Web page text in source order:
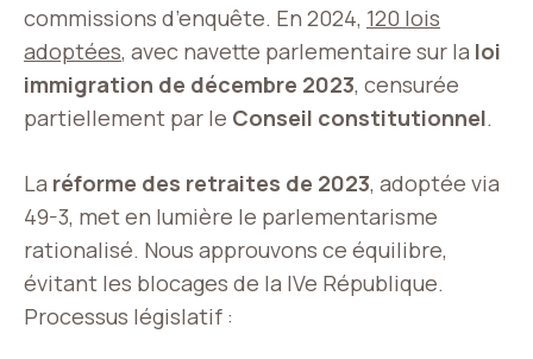
commissions d’enquête. En 2024, 120 lois
adoptées, avec navette parlementaire sur la loi
immigration de décembre 2023, censurée
partiellement par le Conseil constitutionnel.
La réforme des retraites de 2023, adoptée via
49-3, met en lumière le parlementarisme
rationalisé. Nous approuvons ce équilibre,
évitant les blocages de la IVe République.
Processus législatif :